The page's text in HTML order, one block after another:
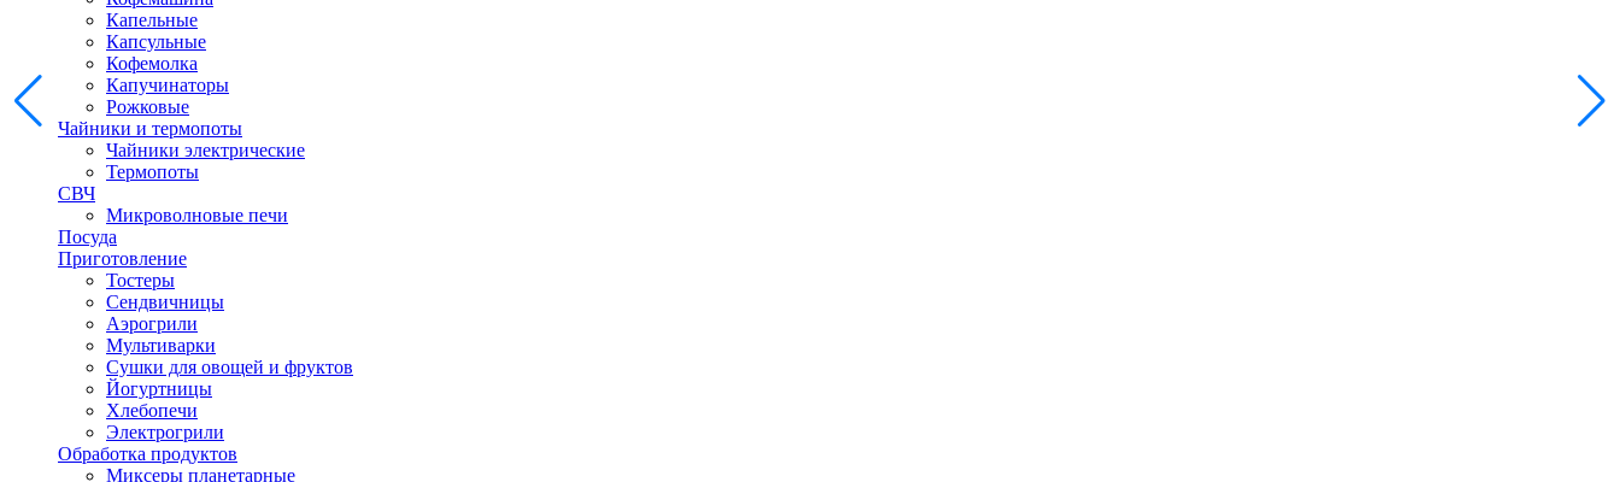
Капельные
Капсульные
Кофемолка
Капучинаторы
Рожковые
Чайники и термопоты
Чайники электрические
Термопоты
СВЧ
Микроволновые печи
Посуда
Приготовление
Тостеры
Сендвичницы
Аэрогрили
Мультиварки
Сушки для овощей и фруктов
Йогуртницы
Хлебопечи
Электрогрили
Обработка продуктов
Миксеры планетарные